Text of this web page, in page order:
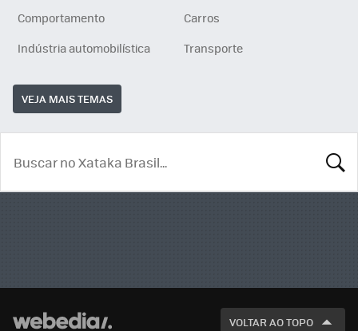
Comportamento
Carros
Indústria automobilística
Transporte
VEJA MAIS TEMAS
VOLTAR AO TOPO